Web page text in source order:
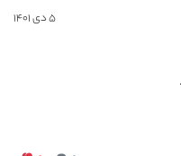
۵ دی ۱۴۰۱